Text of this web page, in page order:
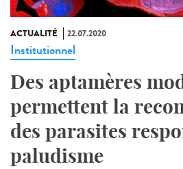
ACTUALITÉ 22.07.2020
Institutionnel
Des aptamères
permettent la
des parasites
paludisme